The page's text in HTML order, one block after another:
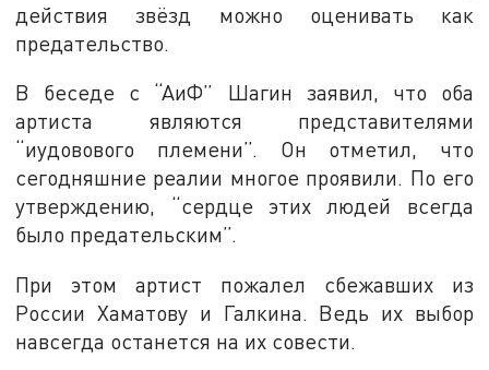
действия звёзд можно оценивать как
предательство.
В беседе с “АиФ” Шагин заявил, что оба
артиста являются представителями
“иудовового племени”. Он отметил, что
сегодняшние реалии многое проявили. По его
утверждению, “сердце этих людей всегда
было предательским”.
При этом артист пожалел сбежавших из
России Хаматову и Галкина. Ведь их выбор
навсегда останется на их совести.